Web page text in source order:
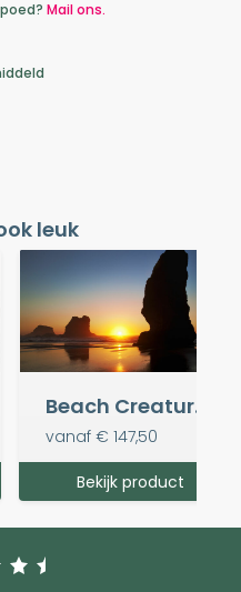
Mail ons.
leuk
Beach Creatures
vanaf € 147,50
Bekijk product